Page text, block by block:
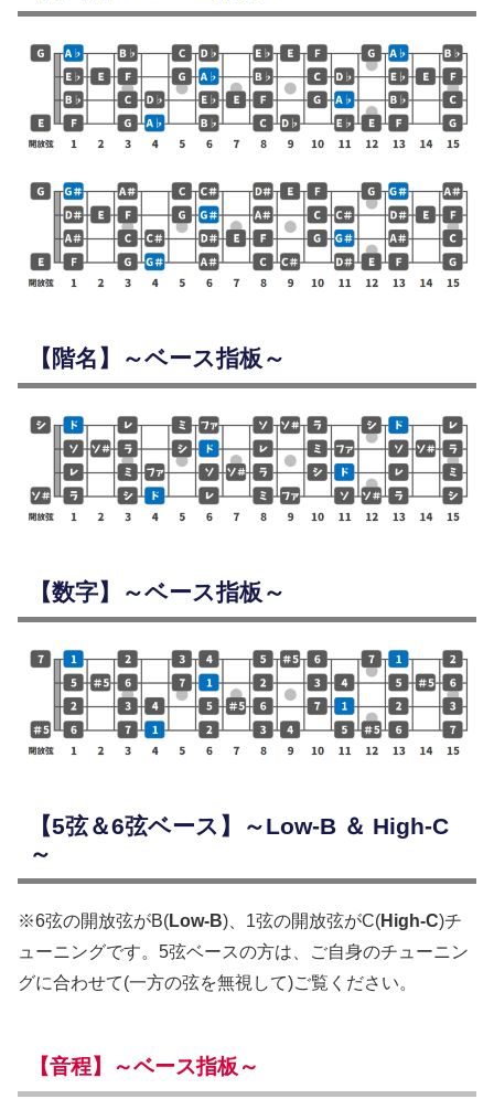
【階名】～ベース指板～
【数字】～ベース指板～
【5弦＆6弦ベース】～Low-B ＆ High-C
～
※6弦の開放弦がB(Low-B)、1弦の開放弦がC(High-C)チ
ューニングです。5弦ベースの方は、ご自身のチューニン
グに合わせて(一方の弦を無視して)ご覧ください。
【音程】～ベース指板～